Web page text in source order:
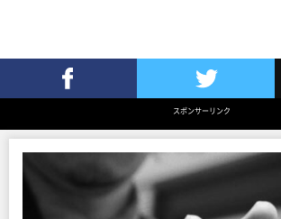
Twitterでツイート
スポンサーリンク